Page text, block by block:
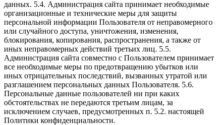
данных. 5.4. Администрация сайта принимает необходимые
организационные и технические меры для защиты
персональной информации Пользователя от неправомерного
или случайного доступа, уничтожения, изменения,
блокирования, копирования, распространения, а также от
иных неправомерных действий третьих лиц. 5.5.
Администрация сайта совместно с Пользователем принимает
все необходимые меры по предотвращению убытков или
иных отрицательных последствий, вызванных утратой или
разглашением персональных данных Пользователя. 5.6.
Персональные данные пользователей ни при каких
обстоятельствах не передаются третьим лицам, за
исключением случаев, предусмотренных п. 5.2. настоящей
Политики конфиденциальности.